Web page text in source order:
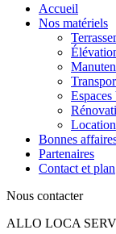
Accueil
Nos matériels
Espaces
Bonnes
Partenaires
Contact et plan
Nous contacter
ALLO LOCA